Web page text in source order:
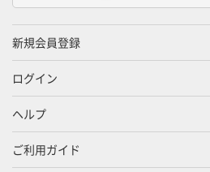
新規会員登録
ログイン
ヘルプ
ご利用ガイド